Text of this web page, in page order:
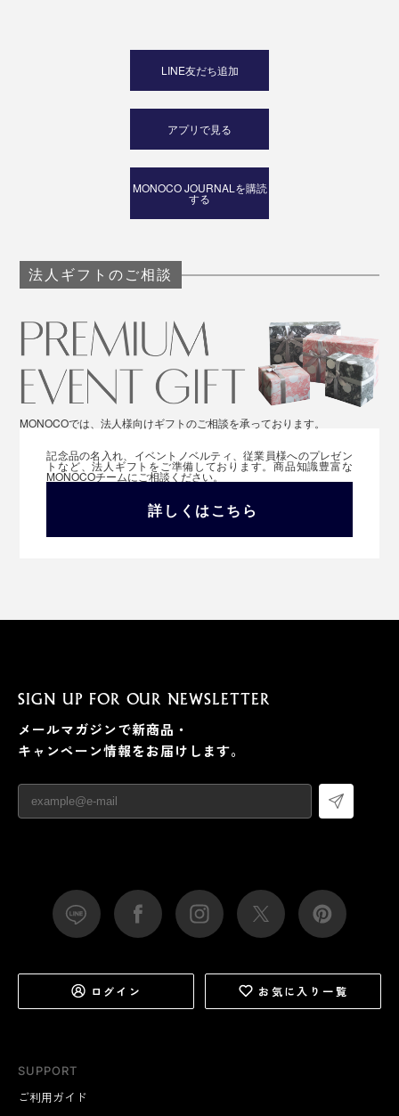
LINE友だち追加
アプリで見る
MONOCO JOURNALを購読
する
法人ギフトのご相談
MONOCOでは、法人様向けギフトのご相談を承っております。
記念品の名入れ、イベントノベルティ、従業員様へのプレゼン
トなど、法人ギフトをご準備しております。商品知識豊富な
MONOCOチームにご相談ください。
詳しくはこちら
SUPPORT
ご利用ガイド
SIGN UP FOR OUR NEWSLETTER
メールマガジンで新商品・
キャンペーン情報をお届けします。
ログイン お気に入り一覧